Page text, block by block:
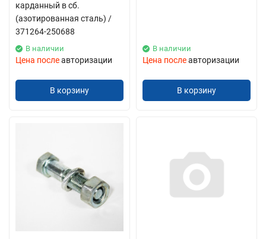
карданный в сб.
(азотированная сталь) /
371264-250688
В наличии
Цена послеавторизации
В корзину
В наличии
Цена послеавторизации
В корзину